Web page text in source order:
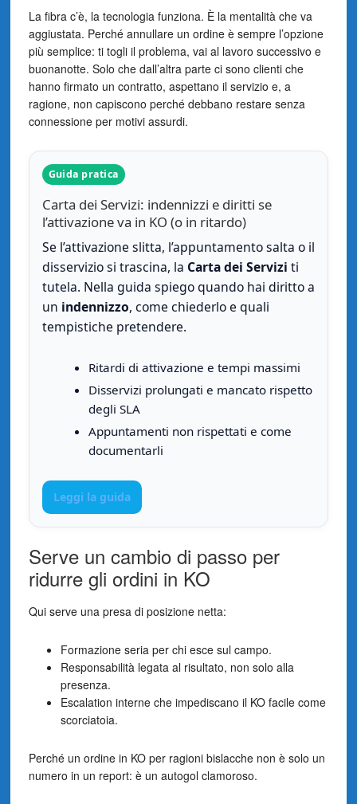
La fibra c’è, la tecnologia funziona. È la mentalità che va
aggiustata. Perché annullare un ordine è sempre l’opzione
più semplice: ti togli il problema, vai al lavoro successivo e
buonanotte. Solo che dall’altra parte ci sono clienti che
hanno firmato un contratto, aspettano il servizio e, a
ragione, non capiscono perché debbano restare senza
connessione per motivi assurdi.
Guida pratica
Carta dei Servizi: indennizzi e diritti se
l’attivazione va in KO (o in ritardo)
Se l’attivazione slitta, l’appuntamento salta o il
disservizio si trascina, la Carta dei Servizi ti
tutela. Nella guida spiego quando hai diritto a
un indennizzo, come chiederlo e quali
tempistiche pretendere.
Ritardi di attivazione e tempi massimi
Disservizi prolungati e mancato rispetto
degli SLA
Appuntamenti non rispettati e come
documentarli
Leggi la guida
Serve un cambio di passo per
ridurre gli ordini in KO
Qui serve una presa di posizione netta:
Formazione seria per chi esce sul campo.
Responsabilità legata al risultato, non solo alla
presenza.
Escalation interne che impediscano il KO facile come
scorciatoia.
Perché un ordine in KO per ragioni bislacche non è solo un
numero in un report: è un autogol clamoroso.